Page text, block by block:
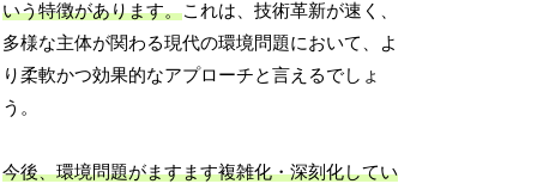
いう特徴があります。これは、技術革新が速く、
多様な主体が関わる現代の環境問題において、よ
り柔軟かつ効果的なアプローチと言えるでしょ
う。
今後、環境問題がますます複雑化・深刻化してい